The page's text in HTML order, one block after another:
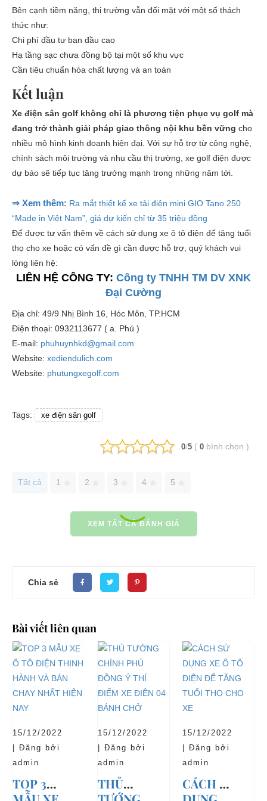
Bên cạnh tiềm năng, thị trường vẫn đối mặt với một số thách
thức như:
Chi phí đầu tư ban đầu cao
Hạ tầng sạc chưa đồng bộ tại một số khu vực
Cần tiêu chuẩn hóa chất lượng và an toàn
Kết luận
Xe điện sân golf không chỉ là phương tiện phục vụ golf mà
đang trở thành giải pháp giao thông nội khu bền vững cho
nhiều mô hình kinh doanh hiện đại. Với sự hỗ trợ từ công nghệ,
chính sách môi trường và nhu cầu thị trường, xe golf điện được
dự báo sẽ tiếp tục tăng trưởng mạnh trong những năm tới.
⇒ Xem thêm: Ra mắt thiết kế xe tải điện mini GIO Tano 250
“Made in Việt Nam”, giá dự kiến chỉ từ 35 triệu đồng
Để được tư vấn thêm về cách sử dụng xe ô tô điện để tăng tuổi
thọ cho xe hoặc có vấn đề gì cần được hỗ trợ, quý khách vui
lòng liên hệ:
LIÊN HỆ CÔNG TY: Công ty TNHH TM DV XNK
Đại Cường
Địa chỉ: 49/9 Nhị Bình 16, Hóc Môn, TP.HCM
Điện thoại: 0932113677 ( a. Phú )
E-mail: phuhuynhkd@gmail.com
Website: xediendulich.com
Website: phutungxegolf.com
Tags: xe điện sân golf
0/5 ( 0 bình chọn )
Tất cả 1 2 3 4 5
XEM TẤT CẢ ĐÁNH GIÁ
Chia sẻ
Bài viết liên quan
15/12/2022
| Đăng bởi
admin
TOP 3
15/12/2022
| Đăng bởi
admin
THỦ
15/12/2022
| Đăng bởi
admin
CÁCH SỬ